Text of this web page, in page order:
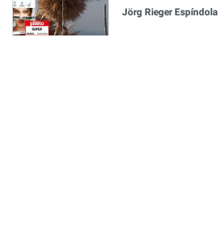
Jörg Rieger Espíndola